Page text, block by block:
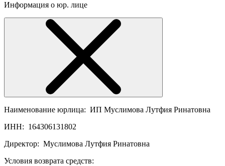
Информация о юр. лице
Наименование юрлица: ИП Муслимова Лутфия Ринатовна
ИНН: 164306131802
Директор: Муслимова Лутфия Ринатовна
Условия возврата средств: